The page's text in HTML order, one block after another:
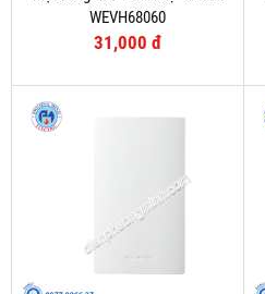
WEVH68060
31,000 đ